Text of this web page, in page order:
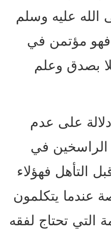
الله عليه وسلم
فهو مؤتمن في
بصدق وعلم
على عدم
الراسخين في
التأهل فهؤلاء
عندما يتكلمون
التي تحتاج لفقه